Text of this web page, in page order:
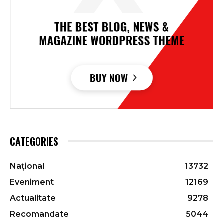
CATEGORIES
Național
13732
Eveniment
12169
Actualitate
9278
Recomandate
5044